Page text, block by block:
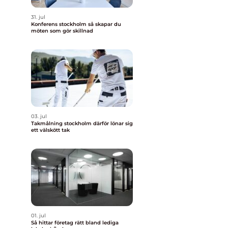
31. jul
Konferens stockholm så skapar du
möten som gör skillnad
03. jul
Takmålning stockholm därför lönar sig
ett välskött tak
01. jul
Så hittar företag rätt bland lediga